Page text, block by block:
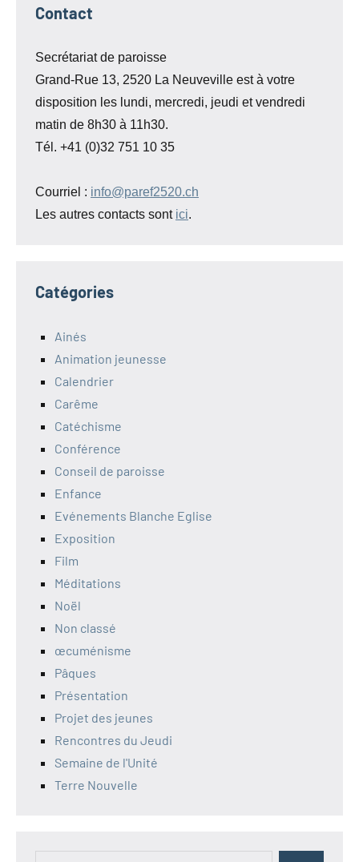
Contact
Secrétariat de paroisse
Grand-Rue 13, 2520 La Neuveville est à votre
disposition les lundi, mercredi, jeudi et vendredi
matin de 8h30 à 11h30.
Tél. +41 (0)32 751 10 35
Courriel : info@paref2520.ch
Les autres contacts sont ici.
Catégories
Ainés
Animation jeunesse
Calendrier
Carême
Catéchisme
Conférence
Conseil de paroisse
Enfance
Evénements Blanche Eglise
Exposition
Film
Méditations
Noël
Non classé
œcuménisme
Pâques
Présentation
Projet des jeunes
Rencontres du Jeudi
Semaine de l'Unité
Terre Nouvelle